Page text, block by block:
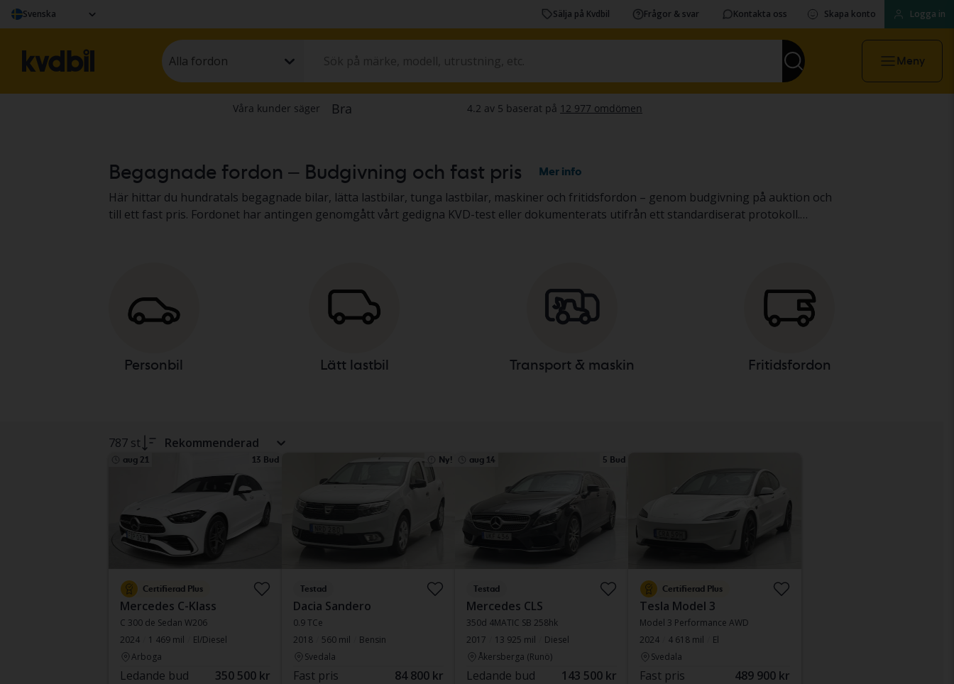
Svenska Sälja på Kvdbil Frågor & svar Kontakta oss Skapa konto Logga in
Alla fordon Meny
Begagnade fordon – Budgivning och fast pris Mer info
Här hittar du hundratals begagnade bilar, lätta lastbilar, tunga lastbilar, maskiner och fritidsfordon – genom budgivning på auktion och
till ett fast pris. Fordonet har antingen genomgått vårt gedigna KVD-test eller dokumenterats utifrån ett standardiserat protokoll.
Personbil Lätt lastbil Transport & maskin Fritidsfordon
787 st Rekommenderad
aug 21 13 Bud
Certifierad Plus
Mercedes C-Klass
C 300 de Sedan W206
2024
1 469 mil
El/Diesel
Arboga
Ledande bud 350 500 kr
Ny!
Testad
Dacia Sandero
0.9 TCe
2018
560 mil
Bensin
Svedala
Fast pris 84 800 kr
aug 14 5 Bud
Testad
Mercedes CLS
350d 4MATIC SB 258hk
2017
13 925 mil
Diesel
Åkersberga (Runö)
Ledande bud 143 500 kr
Certifierad Plus
Tesla Model 3
Model 3 Performance AWD
2024
4 618 mil
El
Svedala
Fast pris 489 900 kr